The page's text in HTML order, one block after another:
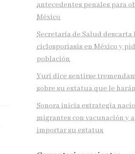
antecedentes penales para
México
Secretaría de Salud descarta
ciclosporiasis en México y
población
Yuri dice sentirse
sobre su estatua que le
Sonora inicia estrategia
migrantes con vacunación y
importar su estatus